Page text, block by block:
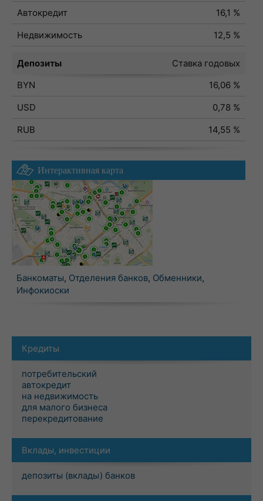
Автокредит
16,1 %
Недвижимость
12,5 %
Депозиты
Ставка годовых
BYN
16,06 %
USD
0,78 %
RUB
14,55 %
Интерактивная карта
Банкоматы, Отделения банков, Обменники,
Инфокиоски
Кредиты
потребительский
автокредит
на недвижимость
для малого бизнеса
перекредитование
Вклады, инвестиции
депозиты (вклады) банков